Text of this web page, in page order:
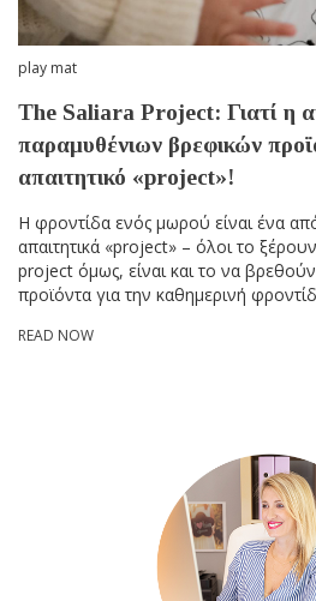
play mat
The Saliara Project: Γιατί η
παραμυθένιων βρεφικών
απαιτητικό «project»!
Η φροντίδα ενός μωρού είναι ένα
απαιτητικά «project» – όλοι το
project όμως, είναι και το να
προϊόντα για την καθημερινή
READ NOW